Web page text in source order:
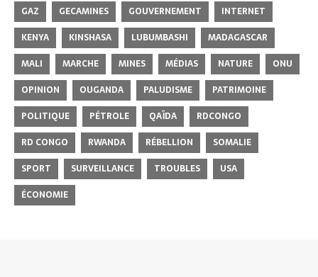
GAZ
GECAMINES GOUVERNEMENT
INTERNET
KENYA
KINSHASA LUBUMBASHI
MADAGASCAR
MALI
MARCHE MINES MÉDIAS NATURE
ONU
OPINION
OUGANDA PALUDISME
PATRIMOINE
POLITIQUE
PÉTROLE QAÏDA
RDCONGO
RD CONGO
RWANDA RÉBELLION
SOMALIE
SPORT
SURVEILLANCE TROUBLES
USA
ÉCONOMIE